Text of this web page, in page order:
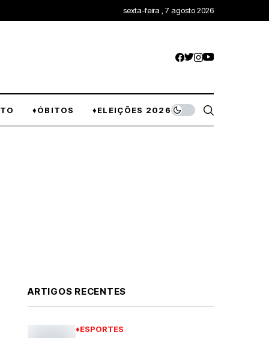
sexta-feira , 7 agosto 2026
♦ÓBITOS ♦ELEIÇÕES 2026
ARTIGOS RECENTES
♦ESPORTES